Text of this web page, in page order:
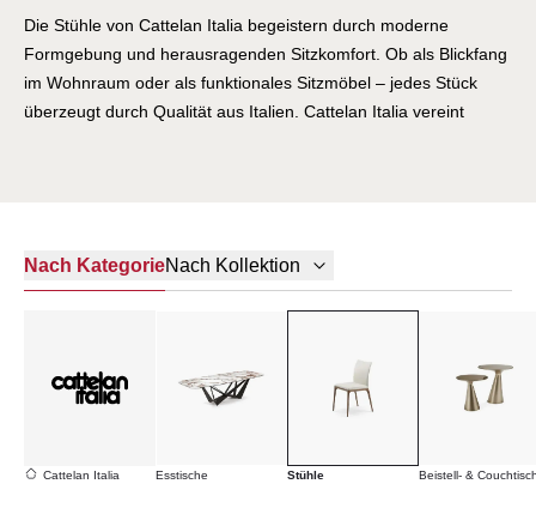
Die Stühle von Cattelan Italia begeistern durch moderne
Formgebung und herausragenden Sitzkomfort. Ob als Blickfang
im Wohnraum oder als funktionales Sitzmöbel – jedes Stück
überzeugt durch Qualität aus Italien. Cattelan Italia vereint
Nach KategorieNach Kollektion
Cattelan Italia Esstische Stühle Beistell- &